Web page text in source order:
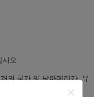
시오
의 국가 및 남아메리카, 유